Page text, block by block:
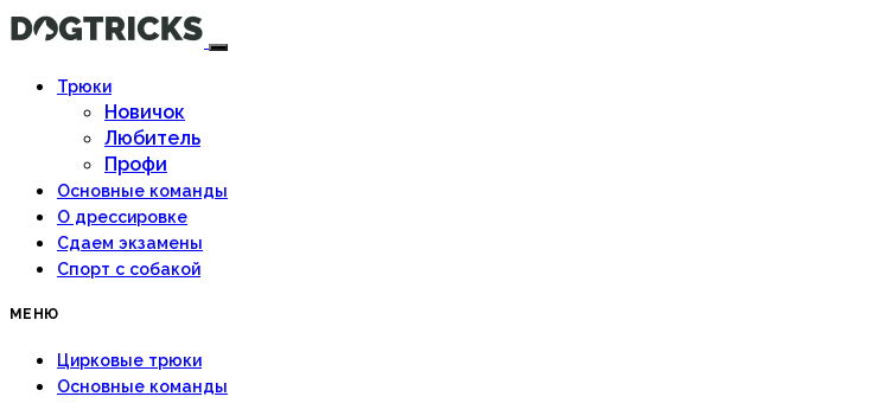
Трюки
Новичок
Любитель
Профи
Основные команды
О дрессировке
Сдаем экзамены
Спорт с собакой
МЕНЮ
Цирковые трюки
Основные команды